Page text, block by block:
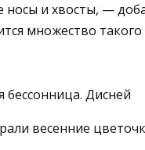
и хвосты, —
множество
весенние